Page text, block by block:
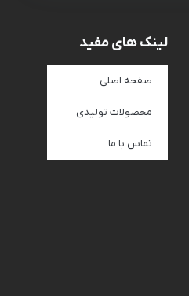
لینک های مفید
صفحه اصلی
محصولات تولیدی
تماس با ما